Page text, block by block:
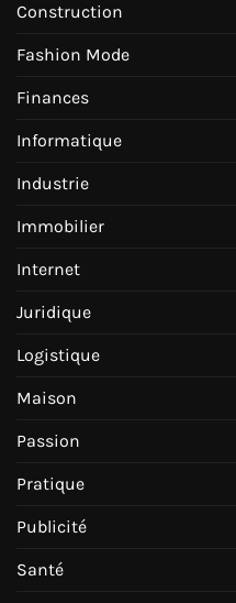
Construction
Fashion Mode
Finances
Informatique
Industrie
Immobilier
Internet
Juridique
Logistique
Maison
Passion
Pratique
Publicité
Santé